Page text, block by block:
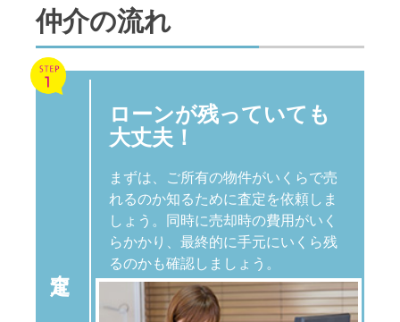
仲介の流れ
ローンが残っていても
大丈夫！
まずは、ご所有の物件がいくらで売
れるのか知るために査定を依頼しま
しょう。同時に売却時の費用がいく
らかかり、最終的に手元にいくら残
るのかも確認しましょう。